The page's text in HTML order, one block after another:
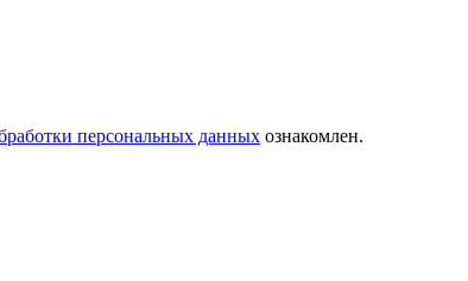
персональных данных ознакомлен.